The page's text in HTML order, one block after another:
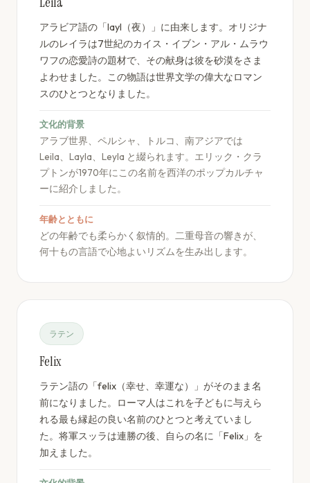
アラビア語の「layl（夜）」に由来します。オリジナ
ルのレイラは7世紀のカイス・イブン・アル・ムラウ
ワフの恋愛詩の題材で、その献身は彼を砂漠をさま
よわせました。この物語は世界文学の偉大なロマン
スのひとつとなりました。
文化的背景
アラブ世界、ペルシャ、トルコ、南アジアでは
Leila、Layla、Leyla と綴られます。エリック・クラ
プトンが1970年にこの名前を西洋のポップカルチャ
ーに紹介しました。
年齢とともに
どの年齢でも柔らかく叙情的。二重母音の響きが、
何十もの言語で心地よいリズムを生み出します。
ラテン
Felix
ラテン語の「felix（幸せ、幸運な）」がそのまま名
前になりました。ローマ人はこれを子どもに与えら
れる最も縁起の良い名前のひとつと考えていまし
た。将軍スッラは連勝の後、自らの名に「Felix」を
加えました。